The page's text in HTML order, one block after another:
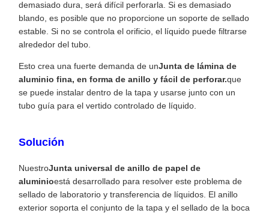
demasiado dura, será difícil perforarla. Si es demasiado
blando, es posible que no proporcione un soporte de sellado
estable. Si no se controla el orificio, el líquido puede filtrarse
alrededor del tubo.
Esto crea una fuerte demanda de unJunta de lámina de
aluminio fina, en forma de anillo y fácil de perforar.que
se puede instalar dentro de la tapa y usarse junto con un
tubo guía para el vertido controlado de líquido.
Solución
NuestroJunta universal de anillo de papel de
aluminioestá desarrollado para resolver este problema de
sellado de laboratorio y transferencia de líquidos. El anillo
exterior soporta el conjunto de la tapa y el sellado de la boca